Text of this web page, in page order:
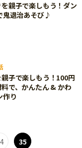
親子で楽しもう！ダン
鬼退治あそび♪
子で楽しもう！100円
で、かんたん & かわ
作り
35